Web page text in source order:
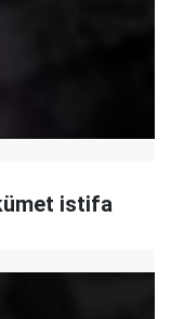
istifa